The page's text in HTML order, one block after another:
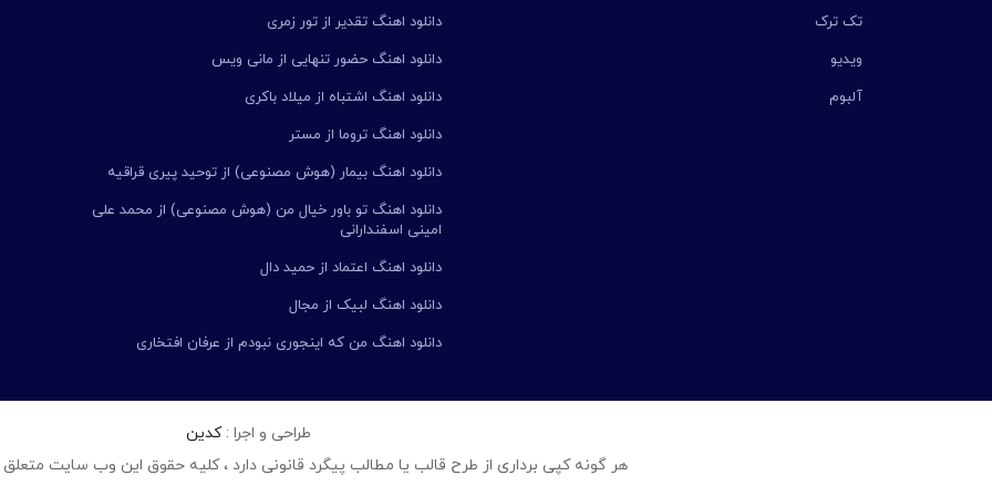
تک ترک
ویدیو
آلبوم
دانلود اهنگ تقدیر از تور زمری
دانلود اهنگ حضور تنهایی از مانی ویس
دانلود اهنگ اشتباه از میلاد باکری
دانلود اهنگ تروما از مستر
دانلود اهنگ بیمار (هوش مصنوعی) از توحید پیری قراقیه
دانلود اهنگ تو باور خیال من (هوش مصنوعی) از محمد علی
امینی اسفندارانی
دانلود اهنگ اعتماد از حمید دال
دانلود اهنگ لبیک از مجال
دانلود اهنگ من که اینجوری نبودم از عرفان افتخاری
طراحی و اجرا :کدین
هر گونه کپی برداری از طرح قالب یا مطالب پیگرد قانونی دارد ، کلیه حقوق این وب سایت